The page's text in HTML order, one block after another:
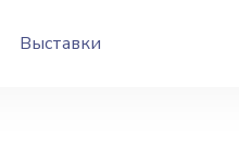
Выставки